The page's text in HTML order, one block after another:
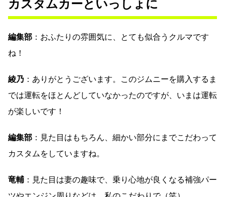
カスタムカーといっしょに
編集部 ：おふたりの雰囲気に、とても似合うクルマです
ね！
綾乃 ：ありがとうございます。このジムニーを購入するま
では運転をほとんどしていなかったのですが、いまは運転
が楽しいです！
編集部 ：見た目はもちろん、細かい部分にまでこだわって
カスタムをしていますね。
竜輔 ：見た目は妻の趣味で、乗り心地が良くなる補強パー